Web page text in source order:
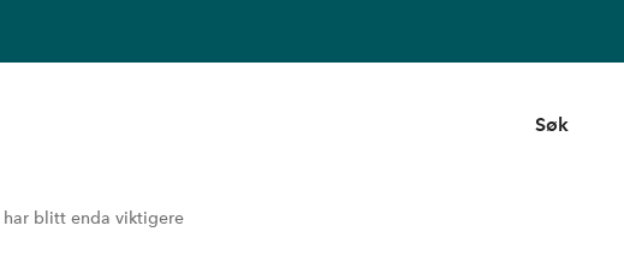
Søk
har blitt enda viktigere